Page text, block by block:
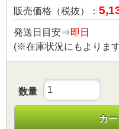
販売価格（税抜）：
発送日目安⇒即日
(※在庫状況にもよりま
数量
カ